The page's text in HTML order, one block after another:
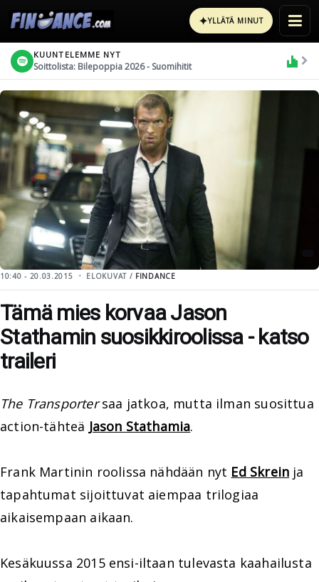
✦YLLÄTÄ MINUT
KUUNTELEMME NYT
Soittolista: Bilepoppia 2026 - Suomihitit
10:40 - 20.03.2015 ELOKUVAT / FINDANCE
Tämä mies korvaa Jason
Stathamin suosikkiroolissa - katso
traileri
The Transportersaa jatkoa, mutta ilman suosittua
action-tähteä Jason Stathamia.
Frank Martinin roolissa nähdään nyt Ed Skrein ja
tapahtumat sijoittuvat aiempaa trilogiaa
aikaisempaan aikaan.
Kesäkuussa 2015 ensi-iltaan tulevasta kaahailusta